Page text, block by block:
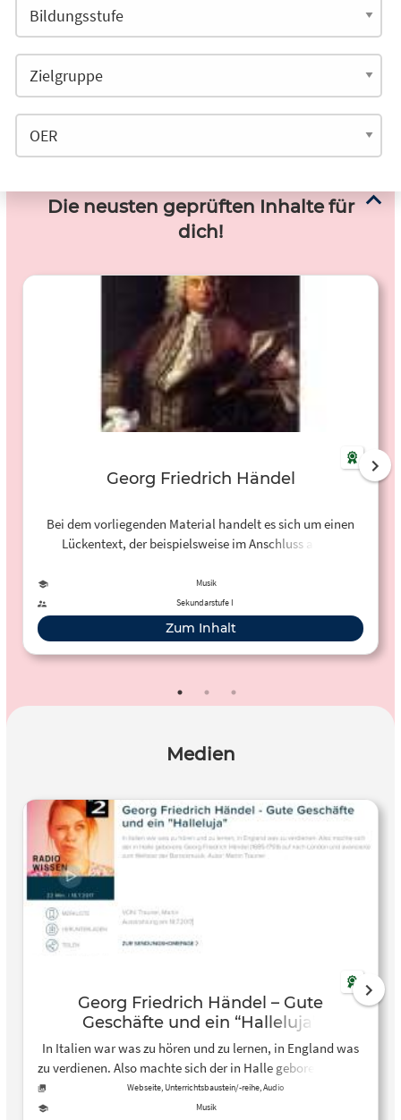
Die neusten geprüften Inhalte für
dich!
Georg Friedrich Händel
Bei dem vorliegenden Material handelt es sich um einen
Lückentext, der beispielsweise im Anschluss an die
eingesetzt werden kann.
Musik
Sekundarstufe I
Zum Inhalt
Medien
Georg Friedrich Händel – Gute
Geschäfte und ein “Halleluja”
In Italien war was zu hören und zu lernen, in England was
zu verdienen. Also machte sich der in Halle geborene Georg
Friedrich Händel (1685-1759) auf nach London und
avancierte zum Weltstar der Barockmusik.
Webseite, Unterrichtsbaustein/-reihe, Audio
Musik